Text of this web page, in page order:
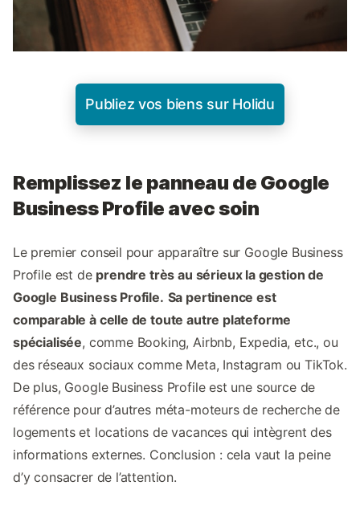
Publiez vos biens sur Holidu
Remplissez le panneau de Google
Business Profile avec soin
Le premier conseil pour apparaître sur Google Business
Profile est de prendre très au sérieux la gestion de
Google Business Profile. Sa pertinence est
comparable à celle de toute autre plateforme
spécialisée, comme Booking, Airbnb, Expedia, etc., ou
des réseaux sociaux comme Meta, Instagram ou TikTok.
De plus, Google Business Profile est une source de
référence pour d’autres méta-moteurs de recherche de
logements et locations de vacances qui intègrent des
informations externes. Conclusion : cela vaut la peine
d’y consacrer de l’attention.